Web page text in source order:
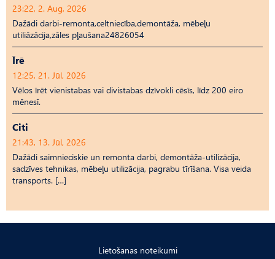
23:22, 2. Aug, 2026
Dažādi darbi-remonta,celtniecība,demontāža, mēbeļu
utiliāzācija,zāles pļaušana24826054
Īrē
12:25, 21. Jūl, 2026
Vēlos īrēt vienistabas vai divistabas dzīvokli cēsīs, līdz 200 eiro
mēnesī.
Citi
21:43, 13. Jūl, 2026
Dažādi saimnieciskie un remonta darbi, demontāža-utilizācija,
sadzīves tehnikas, mēbeļu utilizācija, pagrabu tīrīšana. Visa veida
transports. […]
Lietošanas noteikumi